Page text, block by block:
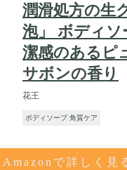
潤滑処方の生
泡」 ボディソ
潔感のあるピ
サボンの香り
花王
ボディソープ 角質ケア
Amazonで詳しく見